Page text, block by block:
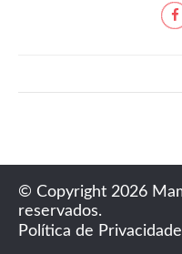
© Copyright 2026
reservados.
Política de